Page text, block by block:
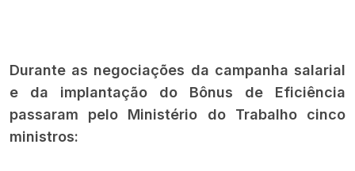
Durante as negociações da campanha salarial
e da implantação do Bônus de Eficiência
passaram pelo Ministério do Trabalho cinco
ministros: